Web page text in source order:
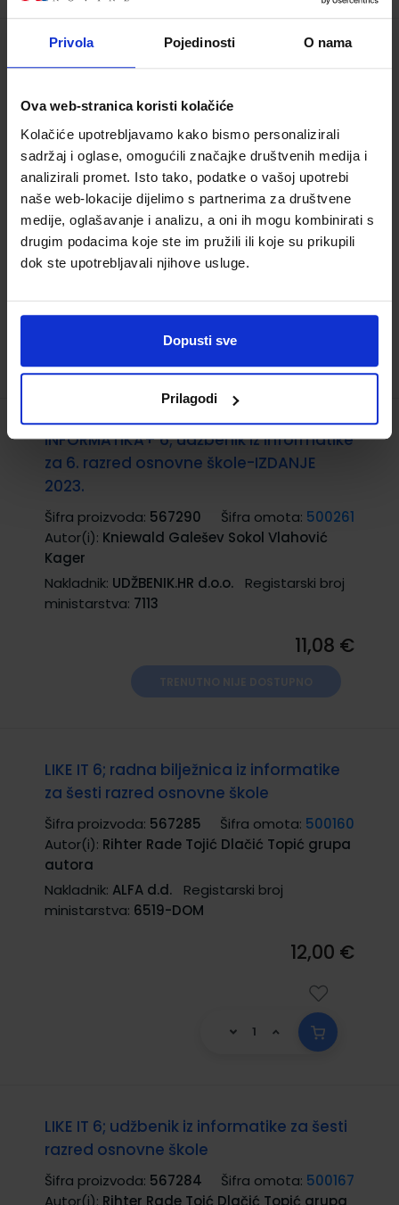
Privola Pojedinosti O nama
Ova web-stranica koristi kolačiće
Kolačiće upotrebljavamo kako bismo personalizirali
sadržaj i oglase, omogućili značajke društvenih medija i
analizirali promet. Isto tako, podatke o vašoj upotrebi
naše web-lokacije dijelimo s partnerima za društvene
medije, oglašavanje i analizu, a oni ih mogu kombinirati s
drugim podacima koje ste im pružili ili koje su prikupili
dok ste upotrebljavali njihove usluge.
Dopusti sve
Prilagodi
IZDANJE 2020.
Šifra proizvoda:567291 Šifra omota:500159
Autor(i):Kniewald Galešev Sokol Vlahović
Kovač
Nakladnik:UDŽBENIK.HR d.o.o.
Registarski broj
ministarstva:7113-DOM
INFORMATIKA+ 6; udžbenik iz informatike
za 6. razred osnovne škole-IZDANJE
2023.
Šifra proizvoda: 567290 Šifra omota: 500261
Autor(i): Kniewald Galešev Sokol Vlahović
Kager
Nakladnik: UDŽBENIK.HR d.o.o.
Registarski broj
ministarstva: 7113
11,08 €
LIKE IT 6; radna bilježnica iz informatike
za šesti razred osnovne škole
Šifra proizvoda: 567285 Šifra omota: 500160
Autor(i): Rihter Rade Tojić Dlačić Topić grupa
autora
Nakladnik: ALFA d.d.
Registarski broj
ministarstva: 6519-DOM
12,00 €
LIKE IT 6; udžbenik iz informatike za šesti
razred osnovne škole
Šifra proizvoda: 567284 Šifra omota: 500167
Autor(i): Rihter Rade Toić Dlačić Topić grupa